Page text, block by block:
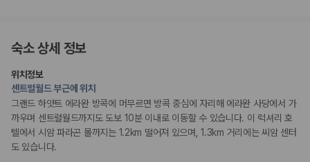
보험 조건, 예약 가능 차량을 한 번에 비교할 수 있습니다.
Q. 제주 렌트카 최저가는 무엇을 기준으로 비교해야 하나요?
Q. 제주공항 근처 렌트카도 비교할 수 있나요?
Q. 제주 렌트카 가격비교 시 보험도 함께 비교할 수 있나요?
Q. 가족 여행에는 어떤 제주 렌트카를 비교해야 하나요?
제주렌트카 가격비교 주요 링크
조식가능(유료)
커피숍/카페
편의시설
엘리베이터
테라스
ATM/은행업무
기념품 가게
PC코너
숙소 상세 정보
위치정보
센트럴월드 부근에 위치
그랜드 하얏트 에라완 방콕에 머무르면 방콕 중심에 자리해 에라완 사당에서 가
까우며 센트럴월드까지도 도보 10분 이내로 이동할 수 있습니다. 이 럭셔리 호
텔에서 시암 파라곤 몰까지는 1.2km 떨어져 있으며, 1.3km 거리에는 씨암 센터
도 있습니다.